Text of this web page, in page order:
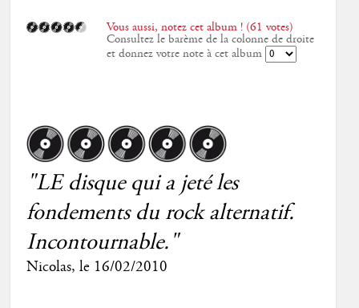
Vous aussi, notez cet album ! (61 votes)
Consultez le barème de la colonne de droite
et donnez votre note à cet album
"LE disque qui a jeté les
fondements du rock alternatif.
Incontournable."
Nicolas, le 16/02/2010